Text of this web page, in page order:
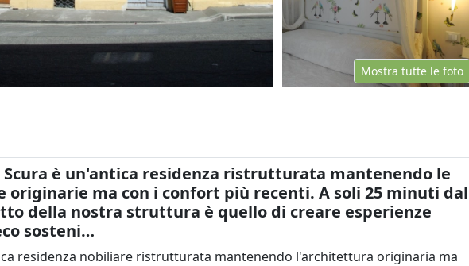
Mostra tutte le foto
Scura è un'antica residenza ristrutturata mantenendo le
originarie ma con i confort più recenti. A soli 25 minuti dal
della nostra struttura è quello di creare esperienze
sosteni…
residenza nobiliare ristrutturata mantenendo l'architettura originaria ma